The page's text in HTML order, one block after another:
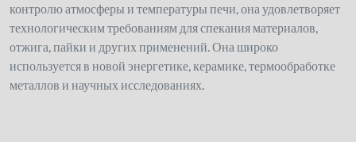
контролю атмосферы и температуры печи, она удовлетворяет
технологическим требованиям для спекания материалов,
отжига, пайки и других применений. Она широко
используется в новой энергетике, керамике, термообработке
металлов и научных исследованиях.